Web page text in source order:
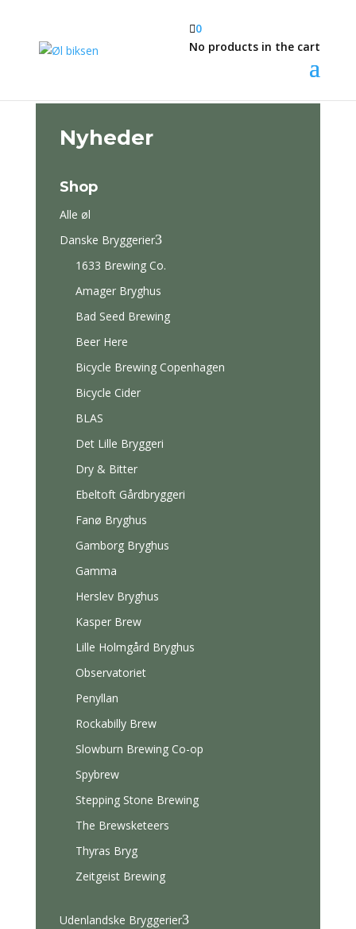
0
No products in the cart
Nyheder
Shop
Alle øl
Danske Bryggerier3
1633 Brewing Co.
Amager Bryghus
Bad Seed Brewing
Beer Here
Bicycle Brewing Copenhagen
Bicycle Cider
BLAS
Det Lille Bryggeri
Dry & Bitter
Ebeltoft Gårdbryggeri
Fanø Bryghus
Gamborg Bryghus
Gamma
Herslev Bryghus
Kasper Brew
Lille Holmgård Bryghus
Observatoriet
Penyllan
Rockabilly Brew
Slowburn Brewing Co-op
Spybrew
Stepping Stone Brewing
The Brewsketeers
Thyras Bryg
Zeitgeist Brewing
Udenlandske Bryggerier3